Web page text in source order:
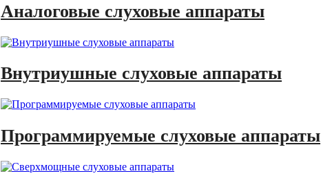
Аналоговые слуховые аппараты
Внутриушные слуховые аппараты
Программируемые слуховые аппараты